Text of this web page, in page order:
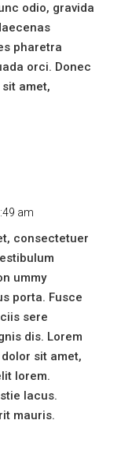
odio, gravida
pharetra
orci. Donec
amet,
am
consectetuer
ummy
porta. Fusce
sere
dis. Lorem
sit amet,
lorem.
lacus.
mauris.